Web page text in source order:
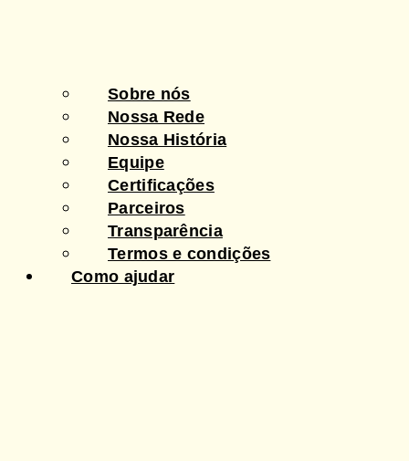
Sobre nós
Nossa Rede
Nossa História
Equipe
Certificações
Parceiros
Transparência
Termos e condições
Como ajudar